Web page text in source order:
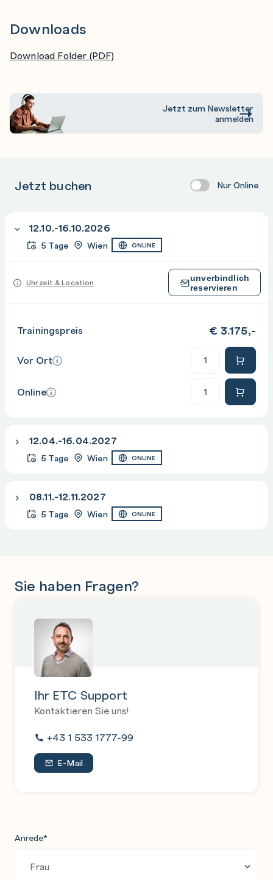
Downloads
Download Folder (PDF)
Jetzt zum Newsletter
anmelden
Jetzt buchen Nur Online
12.10.-16.10.2026
5 Tage Wien ONLINE
Uhrzeit & Location
unverbindlich
reservieren
Trainingspreis € 3.175,-
Vor Ort
Online
12.04.-16.04.2027
5 Tage Wien ONLINE
08.11.-12.11.2027
5 Tage Wien ONLINE
Sie haben Fragen?
Ihr ETC Support
Kontaktieren Sie uns!
+43 1 533 1777-99
E-Mail
Anrede*